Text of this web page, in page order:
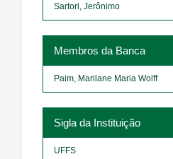
Sartori, Jerônimo
Membros da Banca
Paim, Marilane Maria Wolff
Sigla da Instituição
UFFS